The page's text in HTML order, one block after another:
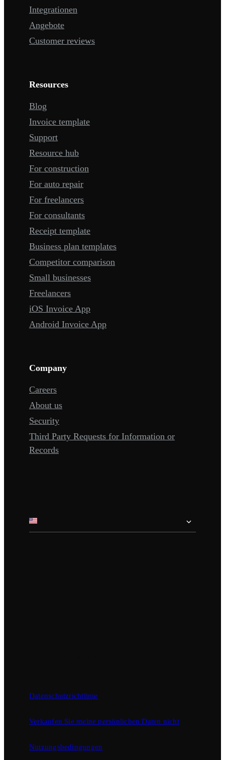
Integrationen
Angebote
Customer reviews
Resources
Blog
Invoice template
Support
Resource hub
For construction
For auto repair
For freelancers
For consultants
Receipt template
Business plan templates
Competitor comparison
Small businesses
Freelancers
iOS Invoice App
Android Invoice App
Company
Careers
About us
Security
Third Party Requests for Information or
Records
Datenschutzrichtlinie
Verkaufen Sie meine persönlichen Daten nicht
Nutzungsbedingungen